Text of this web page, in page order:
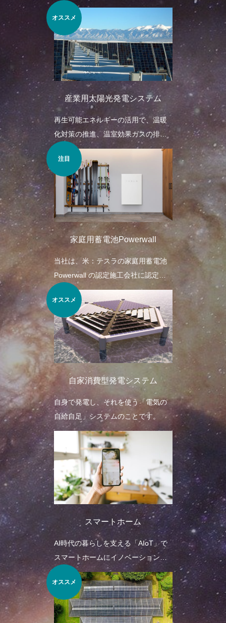
ムについてご案内。
オススメ
産業用太陽光発電システム
再生可能エネルギーの活用で、温暖
化対策の推進、温室効果ガスの排出
量削減が見込めます。
注目
家庭用蓄電池Powerwall
当社は、米：テスラの家庭用蓄電池
Powerwall の認定施工会社に認定さ
れました。
オススメ
自家消費型発電システム
自身で発電し、それを使う「電気の
自給自足」システムのことです。
スマートホーム
AI時代の暮らしを支える「AIoT」で
スマートホームにイノベーションを
起こす事業を展開しています。最新
の技術で人類を未来へと導くサービ
スや情報をよりわかりやすく皆さま
にお伝えしていきたいと思っており
オススメ